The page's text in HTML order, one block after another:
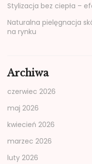
Stylizacja bez ciepła –
Naturalna pielęgnacja
na rynku
Archiwa
czerwiec 2026
maj 2026
kwiecień 2026
marzec 2026
luty 2026